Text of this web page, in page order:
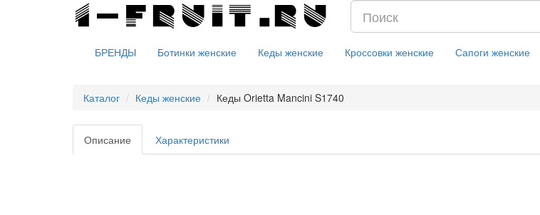
БРЕНДЫ Ботинки женские Кеды женские Кроссовки женские Сапоги женские
Каталог Кеды женские Кеды Orietta Mancini S1740
Описание Характеристики